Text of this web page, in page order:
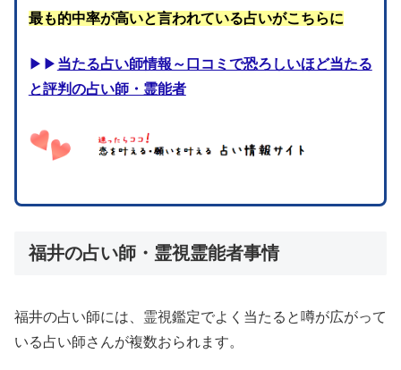
最も的中率が高いと言われている占いがこちらに
▶▶ 当たる占い師情報～口コミで恐ろしいほど当たる
と評判の占い師・霊能者
福井の占い師・霊視霊能者事情
福井の占い師には、霊視鑑定でよく当たると噂が広がって
いる占い師さんが複数おられます。